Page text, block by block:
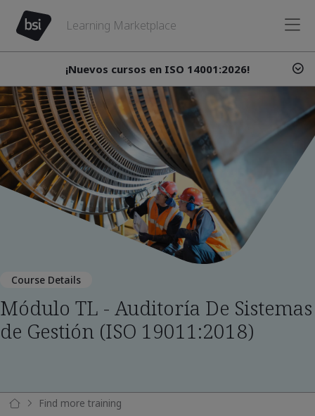
Learning Marketplace
¡Nuevos cursos en ISO 14001:2026!
Course Details
Módulo TL - Auditoría De Sistemas
de Gestión (ISO 19011:2018)
Find more training